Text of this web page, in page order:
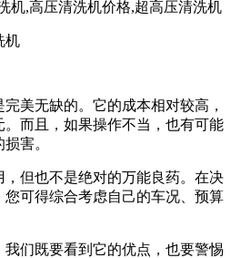
机
美无缺的。它的成本相对较高，
而且，如果操作不当，也有可能
害。
但也不是绝对的万能良药。在决
可得综合考虑自己的车况、预算
们既要看到它的优点，也要警惕